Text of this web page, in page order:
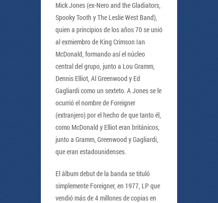
Mick Jones (ex-Nero and the Gladiators,
Spooky Tooth y The Leslie West Band),
quien a principios de los años 70 se unió
al exmiembro de King Crimson Ian
McDonald, formando así el núcleo
central del grupo, junto a Lou Gramm,
Dennis Elliot, Al Greenwood y Ed
Gagliardi como un sexteto. A Jones se le
ocurrió el nombre de Foreigner
(extranjero) por el hecho de que tanto él,
como McDonald y Elliot eran británicos,
junto a Gramm, Greenwood y Gagliardi,
que eran estadounidenses.
El álbum debut de la banda se tituló
simplemente Foreigner, en 1977, LP que
vendió más de 4 millones de copias en